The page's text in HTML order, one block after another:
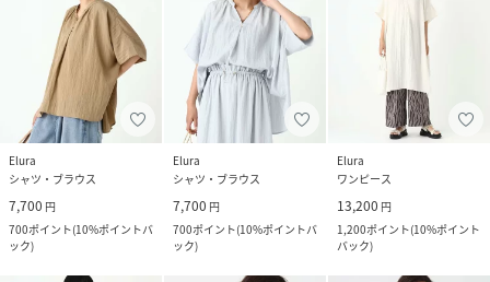
Elura
シャツ・ブラウス
7,700 円
700ポイント(10%ポイントバ
ック)
Elura
シャツ・ブラウス
7,700 円
700ポイント(10%ポイントバ
ック)
Elura
ワンピース
13,200 円
1,200ポイント(10%ポイント
バック)